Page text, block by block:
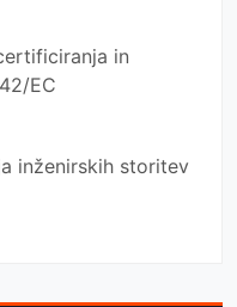
in
EC
inženirskih storitev